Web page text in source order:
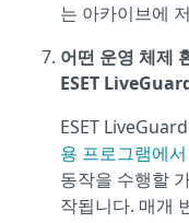
는 아카이브에
어떤 운영 체제
ESET
ESET
용 프로그램에서
동작을 수행할
작됩니다. 매개